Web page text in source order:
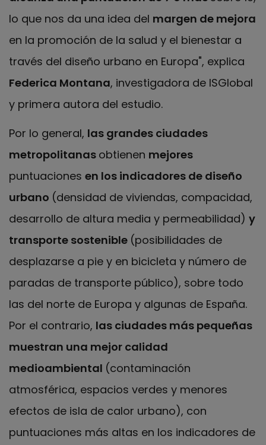
lo que nos da una idea del margen de mejora
en la promoción de la salud y el bienestar a
través del diseño urbano en Europa", explica
Federica Montana, investigadora de ISGlobal
y primera autora del estudio.
Por lo general, las grandes ciudades
metropolitanas obtienen mejores
puntuaciones en los indicadores de diseño
urbano (densidad de viviendas, compacidad,
desarrollo de altura media y permeabilidad) y
transporte sostenible (posibilidades de
desplazarse a pie y en bicicleta y número de
paradas de transporte público), sobre todo
las del norte de Europa y algunas de España.
Por el contrario, las ciudades más pequeñas
muestran una mejor calidad
medioambiental (contaminación
atmosférica, espacios verdes y menores
efectos de isla de calor urbano), con
puntuaciones más altas en los indicadores de